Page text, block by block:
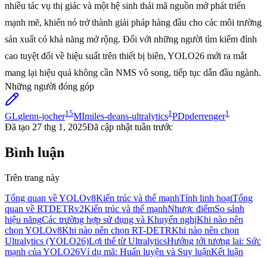
nhiều tác vụ thị giác và một hệ sinh thái mã nguồn mở phát triển
mạnh mẽ, khiến nó trở thành giải pháp hàng đầu cho các môi trường
sản xuất có khả năng mở rộng. Đối với những người tìm kiếm đỉnh
cao tuyệt đối về hiệu suất trên thiết bị biên, YOLO26 mới ra mắt
mang lại hiệu quả không cần NMS vô song, tiếp tục dẫn đầu ngành.
Những người đóng góp
GLglenn-jocher15MImiles-deans-ultralytics1PDpderrenger1
Đã tạo 27 thg 1, 2025Đã cập nhật tuần trước
Bình luận
Trên trang này
Tổng quan về YOLOv8Kiến trúc và thế mạnhTính linh hoạtTổng
quan về RTDETRv2Kiến trúc và thế mạnhNhược điểmSo sánh
hiệu năngCác trường hợp sử dụng và Khuyến nghịKhi nào nên
chọn YOLOv8Khi nào nên chọn RT-DETRKhi nào nên chọn
Ultralytics (YOLO26)Lợi thế từ UltralyticsHướng tới tương lai: Sức
mạnh của YOLO26Ví dụ mã: Huấn luyện và Suy luậnKết luận